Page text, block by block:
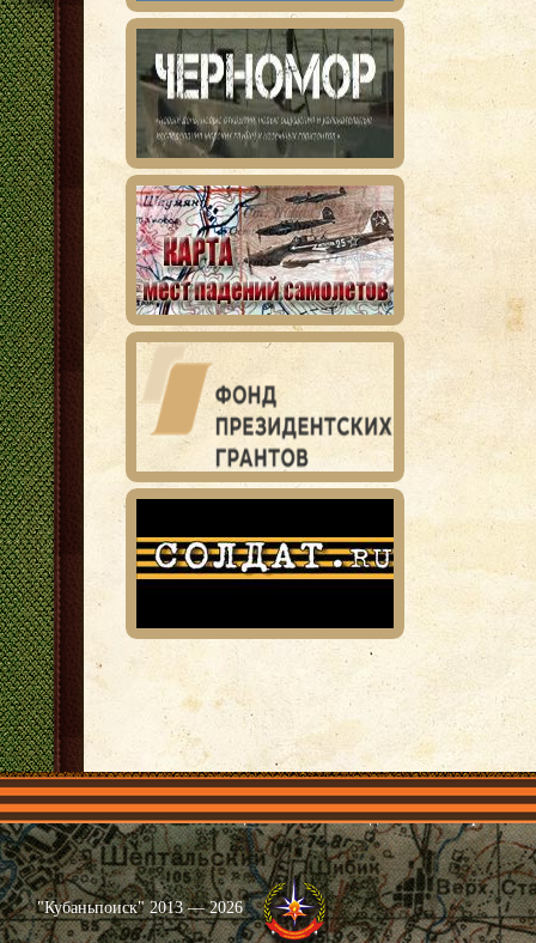
Главная Имена Общественные объединения Проекты
"Кубаньпоиск" 2013 — 2026